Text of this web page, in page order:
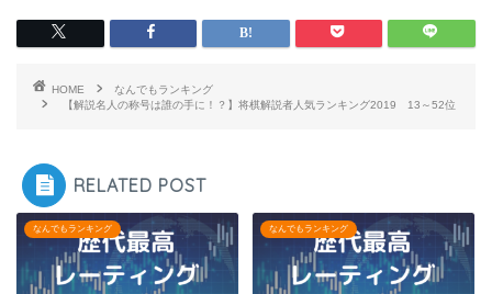
HOME
なんでもランキング
【解説名人の称号は誰の手に！？】将棋解説者人気ランキング2019 13～52位
RELATED POST
なんでもランキング なんでもランキング